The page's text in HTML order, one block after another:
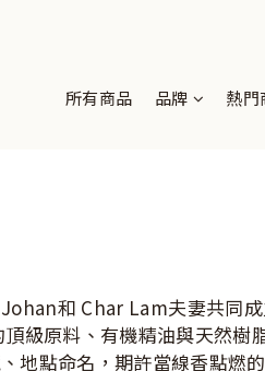
所有商品 品牌 熱門
Johan和 Char Lam夫妻共同
頂級原料、有機精油與天然
地點命名，期許當線香點